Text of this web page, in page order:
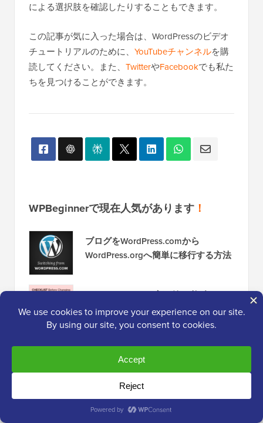
による選択肢を確認したりすることもできます。
この記事が気に入った場合は、WordPressのビデオ
チュートリアルのために、 YouTubeチャンネルを購
読してください。また、 TwitterやFacebookでも私た
ちを見つけることができます。
WPBeginnerで現在人気があります ！
ブログをWordPress.comから
WordPress.orgへ簡単に移行する方法
WordPressテーマ変更前に必ずやるべ
き13のこと
2026年にポッドキャストを開始する
方法（そして成功させる方法）
WordPressでデータベース接続確立エ
ラーを修正する方法